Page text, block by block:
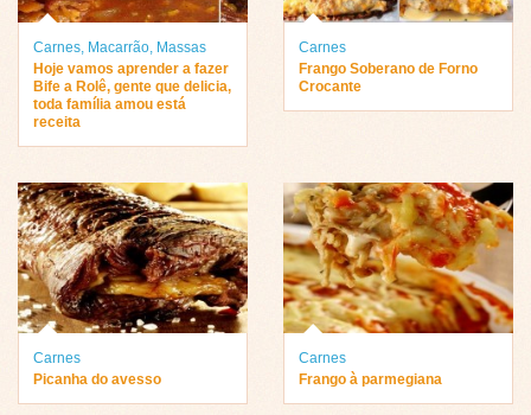
Carnes, Macarrão, Massas
Hoje vamos aprender a fazer
Bife a Rolê, gente que delicia,
toda família amou está
receita
Carnes
Frango Soberano de Forno
Crocante
Carnes
Picanha do avesso
Carnes
Frango à parmegiana